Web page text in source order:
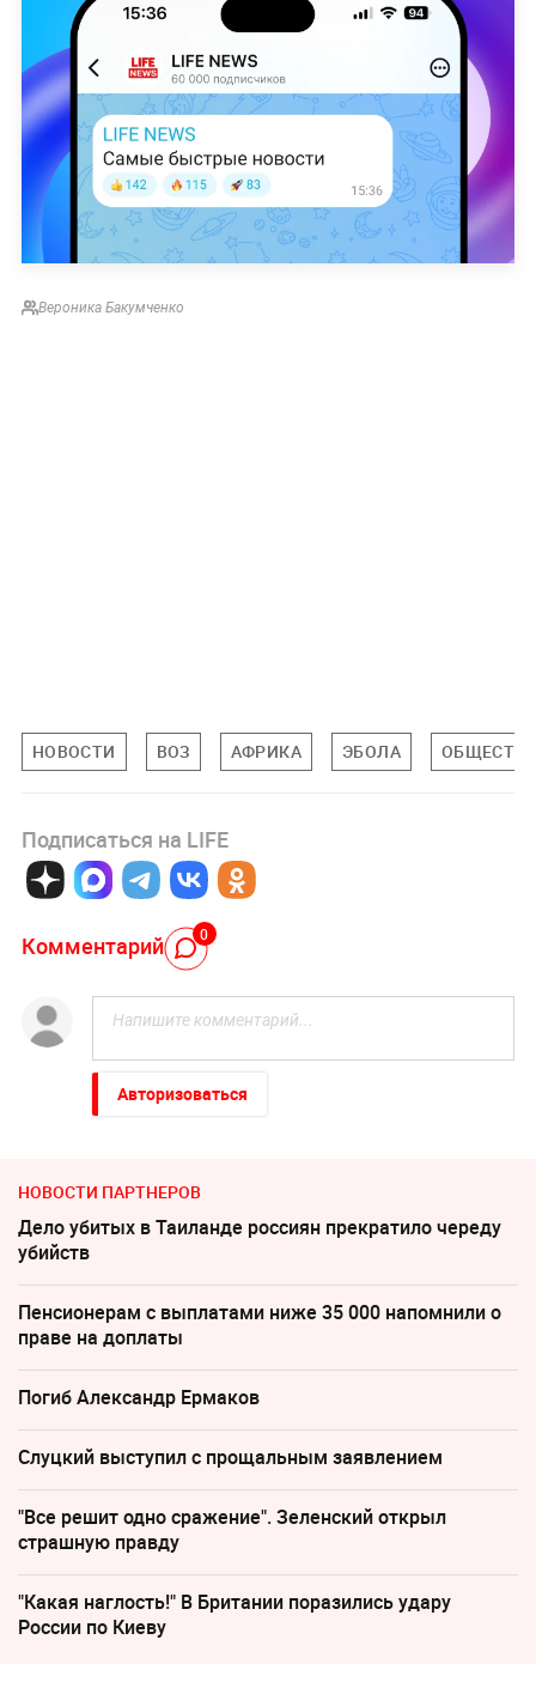
Вероника Бакумченко
НОВОСТИ ВОЗ АФРИКА ЭБОЛА
Подписаться на LIFE
Комментарий 0
Авторизоваться
НОВОСТИ ПАРТНЕРОВ
Дело убитых в Таиланде россиян прекратило череду
убийств
Пенсионерам с выплатами ниже 35 000 напомнили о
праве на доплаты
Погиб Александр Ермаков
Слуцкий выступил с прощальным заявлением
"Все решит одно сражение". Зеленский открыл
страшную правду
"Какая наглость!" В Британии поразились удару
России по Киеву